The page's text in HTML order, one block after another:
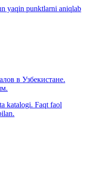
yaqin punktlarni aniqlab
в Узбекистане.
katalogi. Faqt faol